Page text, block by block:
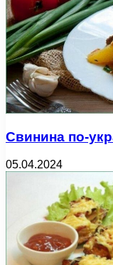
Свинина по-
05.04.2024